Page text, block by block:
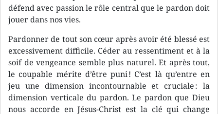
défend avec passion le rôle central que le pardon doit
jouer dans nos vies.
Pardonner de tout son cœur après avoir été blessé est
excessivement difficile. Céder au ressentiment et à la
soif de vengeance semble plus naturel. Et après tout,
le coupable mérite d’être puni ! C’est là qu’entre en
jeu une dimension incontournable et cruciale : la
dimension verticale du pardon. Le pardon que Dieu
nous accorde en Jésus-Christ est la clé qui change